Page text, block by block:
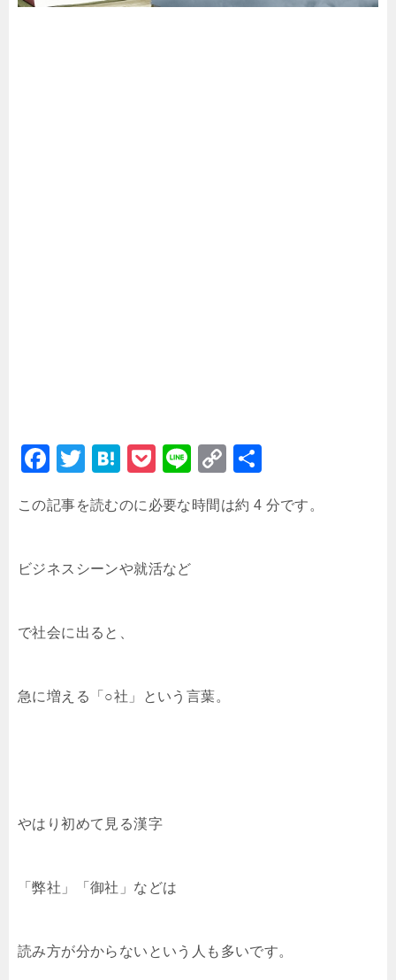
F
c
b
o
T
tt
H
e
a
P
c
et
Li
e
C
p
この記事を読むのに必要な時間は約 4 分です。
ビジネスシーンや就活など
で社会に出ると、
急に増える「○社」という言葉。
やはり初めて見る漢字
「弊社」「御社」などは
読み方が分からないという人も多いです。